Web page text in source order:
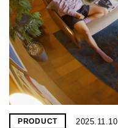
PRODUCT 2025.11.10